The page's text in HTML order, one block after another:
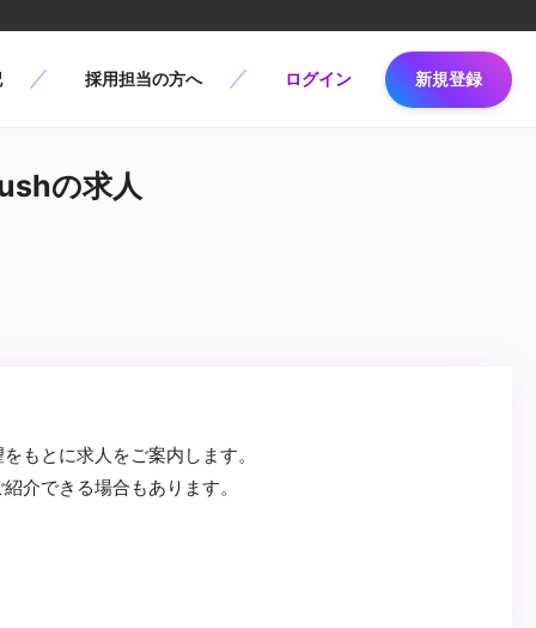
採用担当の方へ ログイン 新規登録
の求人
もとに求人をご案内します。
介できる場合もあります。